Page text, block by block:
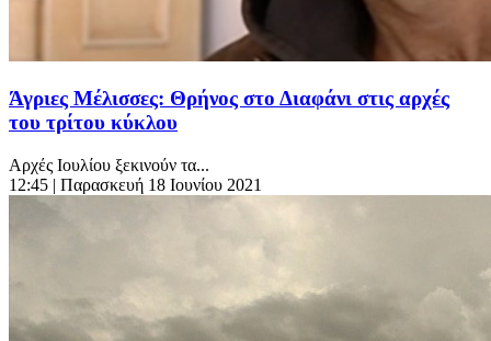
Άγριες Μέλισσες: Θρήνος στο Διαφάνι στις αρχές
του τρίτου κύκλου
Αρχές Ιουλίου ξεκινούν τα...
12:45 | Παρασκευή 18 Ιουνίου 2021